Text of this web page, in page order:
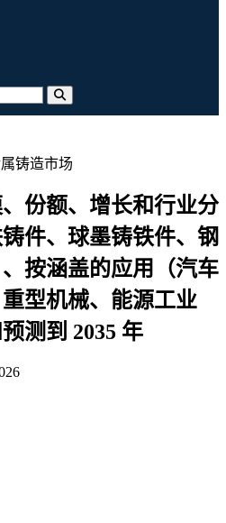
铸造市场
份额、增长和行业分
件、球墨铸铁件、钢
按涵盖的应用（汽车
型机械、能源工业
测到 2035 年